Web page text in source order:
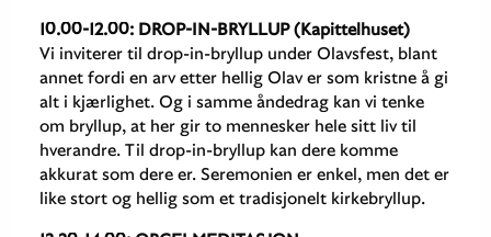
10.00-12.00: DROP-IN-BRYLLUP (Kapittelhuset)
Vi inviterer til drop-in-bryllup under Olavsfest, blant
annet fordi en arv etter hellig Olav er som kristne å gi
alt i kjærlighet. Og i samme åndedrag kan vi tenke
om bryllup, at her gir to mennesker hele sitt liv til
hverandre. Til drop-in-bryllup kan dere komme
akkurat som dere er. Seremonien er enkel, men det er
like stort og hellig som et tradisjonelt kirkebryllup.